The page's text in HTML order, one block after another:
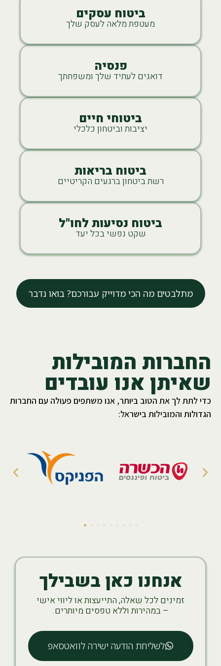
ביטוח עסקים
מעטפת מלאה לעסק שלך
פנסיה
דואגים לעתיד שלך ומשפחתך
ביטוחי חיים
יציבות וביטחון כלכלי
ביטוח בריאות
רשת ביטחון ברגעים הקריטיים
ביטוח נסיעות לחו"ל
שקט נפשי בכל יעד
מתלבטים מה הכי מדוייק עבורכם? בואו נדבר
החברות המובילות
שאיתן אנו עובדים
כדי לתת לך את הטוב ביותר, אנו משתפים פעולה עם החברות
הגדולות והמובילות בישראל:
אנחנו כאן בשבילך
זמינים לכל שאלה, התייעצות או ליווי אישי
– במהירות וללא טפסים מיותרים.
לשליחת הודעה ישירה לוואטסאפ